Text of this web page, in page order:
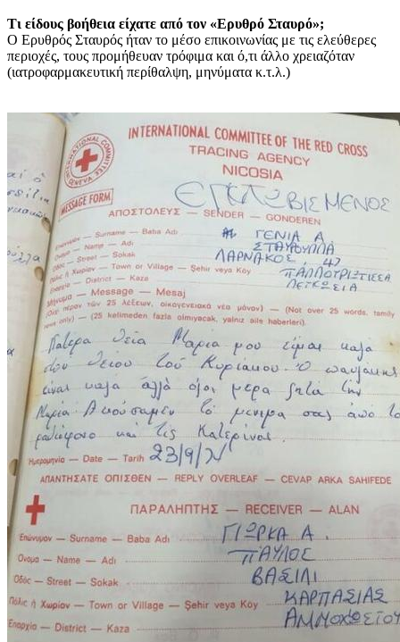
Τι είδους βοήθεια είχατε από τον «Ερυθρό Σταυρό»;
Ο Ερυθρός Σταυρός ήταν το μέσο επικοινωνίας με τις ελεύθερες
περιοχές, τους προμήθευαν τρόφιμα και ό,τι άλλο χρειαζόταν
(ιατροφαρμακευτική περίθαλψη, μηνύματα κ.τ.λ.)